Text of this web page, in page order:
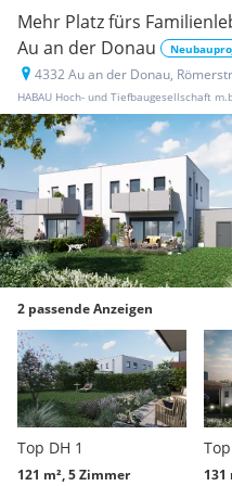
Mehr Platz fürs
Au an der Donau
4332 Au an der Donau,
HABAU Hoch- und Tiefbaugesellschaft
2 passende Anzeigen
Top DH 1
121 m², 5 Zimmer 131